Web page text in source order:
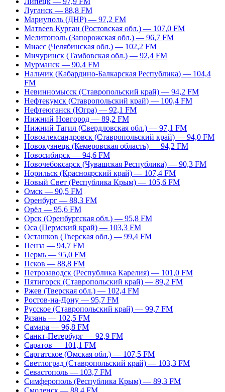
Луганск — 88,8 FM
Мариуполь (ДНР) — 97,2 FM
Матвеев Курган (Ростовская обл.) — 107,0 FM
Мелитополь (Запорожская обл.) — 96,7 FM
Миасс (Челябинская обл.) — 102,2 FM
Мичуринск (Тамбовская обл.) — 92,4 FM
Мурманск — 90,4 FM
Нальчик (Кабардино-Балкарская Республика) — 104,4
FM
Невинномысск (Ставропольский край) — 94,2 FM
Нефтекумск (Ставропольский край) — 100,4 FM
Нефтеюганск (Югра) — 92,1 FM
Нижний Новгород — 89,2 FM
Нижний Тагил (Свердловская обл.) — 97,1 FM
Новоалександровск (Ставропольский край) — 94,0 FM
Новокузнецк (Кемеровская область) — 94,2 FM
Новосибирск — 94,6 FM
Новочебоксарск (Чувашская Республика) — 90,3 FM
Норильск (Красноярский край) — 107,4 FM
Новый Свет (Республика Крым) — 105,6 FM
Омск — 90,5 FM
Оренбург — 88,3 FM
Орёл — 95,6 FM
Орск (Оренбургская обл.) — 95,8 FM
Оса (Пермский край) — 103,3 FM
Осташков (Тверская обл.) — 99,4 FM
Пенза — 94,7 FM
Пермь — 95,0 FM
Псков — 88,8 FM
Петрозаводск (Республика Карелия) — 101,0 FM
Пятигорск (Ставропольский край) — 89,2 FM
Ржев (Тверская обл.) — 102,4 FM
Ростов-на-Дону — 95,7 FM
Русское (Ставропольский край) — 99,7 FM
Рязань — 102,5 FM
Самара — 96,8 FM
Санкт-Петербург — 92,9 FM
Саратов — 101,1 FM
Саргатское (Омская обл.) — 107,5 FM
Светлоград (Ставропольский край) — 103,3 FM
Севастополь — 103,7 FM
Симферополь (Республика Крым) — 89,3 FM
Смоленск — 88,4 FM